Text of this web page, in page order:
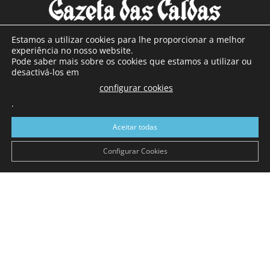
SOBRE NÓS
Com sede nas Caldas da Rainha e mais de 90 anos de
a sul de distrito de Leiria, com mais de 40.000 leitores por
toda a região Oeste. Jornal com distribuição em Portugal
Continental e assinatura online.
Estamos a utilizar cookies para lhe proporcionar a melhor
experiência no nosso website.
Pode saber mais sobre os cookies que estamos a utilizar ou
desactivá-los em
configurar cookies
.
Aceitar todas
Configurar Cookies